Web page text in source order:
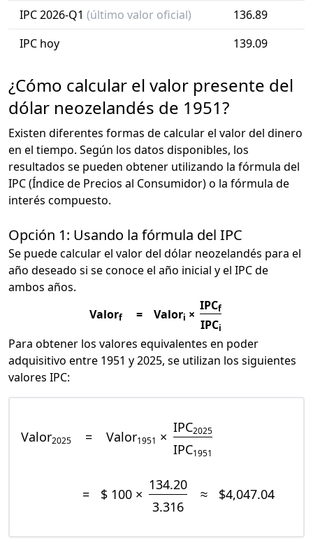
IPC 2026-Q1 (último valor oficial)
136.89
IPC hoy
139.09
¿Cómo calcular el valor presente del
dólar neozelandés de 1951?
Existen diferentes formas de calcular el valor del dinero
en el tiempo. Según los datos disponibles, los
resultados se pueden obtener utilizando la fórmula del
IPC (Índice de Precios al Consumidor) o la fórmula de
interés compuesto.
Opción 1: Usando la fórmula del IPC
Se puede calcular el valor del dólar neozelandés para el
año deseado si se conoce el año inicial y el IPC de
ambos años.
Valorf = Valori ×
IPCf
IPCi
Para obtener los valores equivalentes en poder
adquisitivo entre 1951 y 2025, se utilizan los siguientes
valores IPC:
Valor2025 = Valor1951 ×
IPC2025
IPC1951
= $ 100 ×
134.20
3.316
≈ $4,047.04